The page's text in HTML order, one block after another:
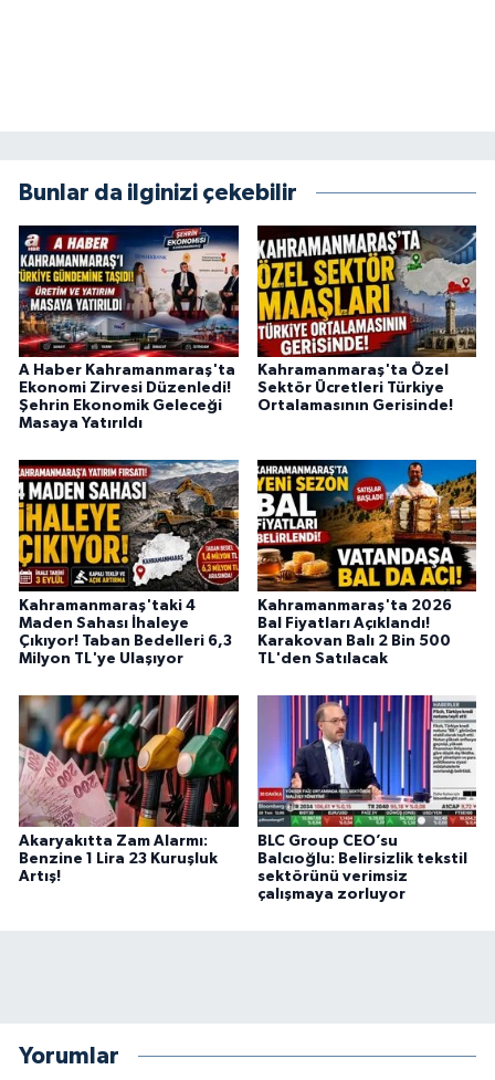
Bunlar da ilginizi çekebilir
A Haber Kahramanmaraş'ta
Ekonomi Zirvesi Düzenledi!
Şehrin Ekonomik Geleceği
Masaya Yatırıldı
Kahramanmaraş'ta Özel
Sektör Ücretleri Türkiye
Ortalamasının Gerisinde!
Kahramanmaraş'taki 4
Maden Sahası İhaleye
Çıkıyor! Taban Bedelleri 6,3
Milyon TL'ye Ulaşıyor
Kahramanmaraş'ta 2026
Bal Fiyatları Açıklandı!
Karakovan Balı 2 Bin 500
TL'den Satılacak
Akaryakıtta Zam Alarmı:
Benzine 1 Lira 23 Kuruşluk
Artış!
BLC Group CEO’su
Balcıoğlu: Belirsizlik tekstil
sektörünü verimsiz
çalışmaya zorluyor
Yorumlar